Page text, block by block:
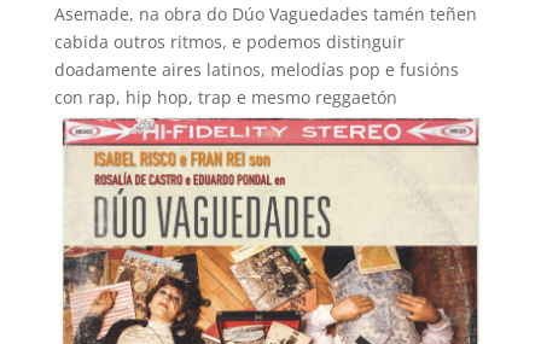
Asemade, na obra do Dúo Vaguedades tamén teñen
cabida outros ritmos, e podemos distinguir
doadamente aires latinos, melodías pop e fusións
con rap, hip hop, trap e mesmo reggaetón